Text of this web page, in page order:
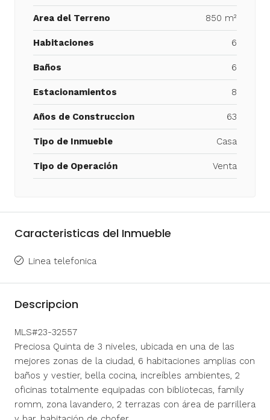
Area del Terreno 850 m²
Habitaciones 6
Baños 6
Estacionamientos 8
Años de Construccion 63
Tipo de Inmueble Casa
Tipo de Operación Venta
Caracteristicas del Inmueble
Linea telefonica
Descripcion
MLS#23-32557
Preciosa Quinta de 3 niveles, ubicada en una de las
mejores zonas de la ciudad, 6 habitaciones amplias con
baños y vestier, bella cocina, increíbles ambientes, 2
oficinas totalmente equipadas con bibliotecas, family
romm, zona lavandero, 2 terrazas con área de parrillera